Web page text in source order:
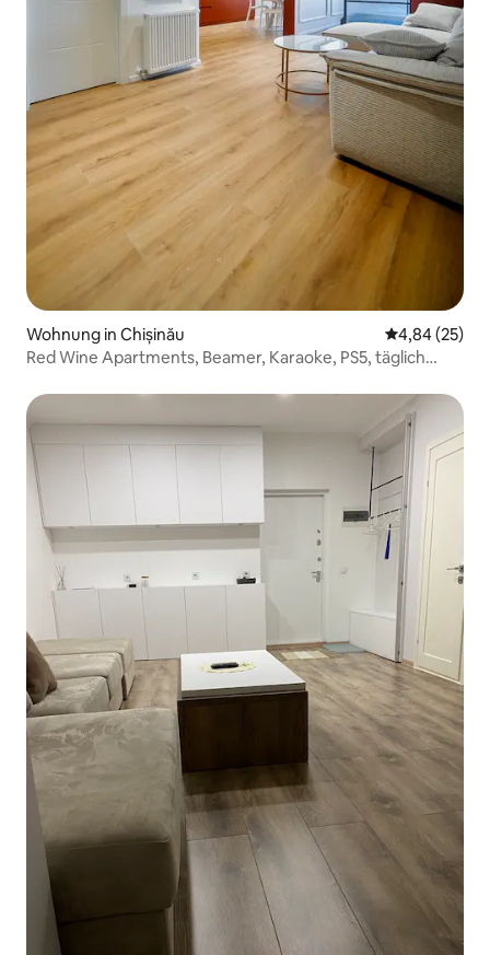
Wohnung in Chișinău
4,84 (25)
Red Wine Apartments, Beamer, Karaoke, PS5, täglich